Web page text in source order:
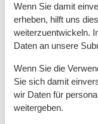
Küche
Kaffeemaschine
Küche
Microwelle
Spülmaschine
Teller
Toaster
Wasserkocher
Wenn Sie damit
erheben, hilft uns
weiterzuentwickeln.
Daten an unsere
Wenn Sie die
Sie sich damit
wir Daten für
weitergeben.